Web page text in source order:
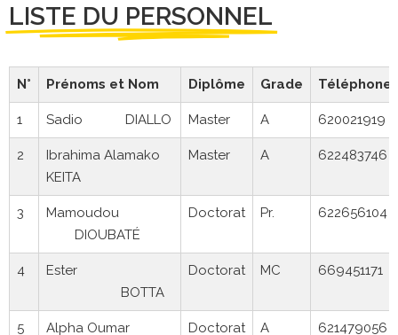
LISTE DU PERSONNEL
N° Prénoms et Nom Diplôme Grade Téléphone
1 Sadio DIALLO Master A 620021919
2
Ibrahima Alamako
KEITA
Master A 622483746
3
Mamoudou
DIOUBATÉ
Doctorat Pr. 622656104
4
Ester
BOTTA
Doctorat MC 669451171
5
Alpha Oumar
Doctorat A 621479056